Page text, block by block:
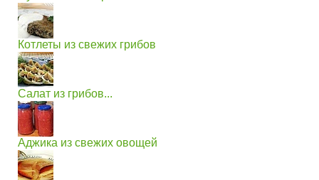
Котлеты из свежих грибов
Салат из грибов...
Аджика из свежих овощей